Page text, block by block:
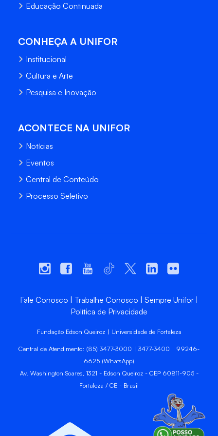
Educação Continuada
CONHEÇA A UNIFOR
Institucional
Cultura e Arte
Pesquisa e Inovação
ACONTECE NA UNIFOR
Notícias
Eventos
Central de Conteúdo
Processo Seletivo
Fale Conosco Trabalhe Conosco
Sempre Unifor
Política de Privacidade
Fundação Edson Queiroz | Universidade de Fortaleza
Central de Atendimento: (85) 3477-3000 | 3477-3400 | 99246-
6625 (WhatsApp)
Av. Washington Soares, 1321 - Edson Queiroz - CEP 60811-905 -
Fortaleza / CE - Brasil